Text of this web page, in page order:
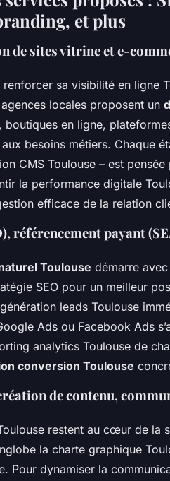
et plus
de sites vitrine et e-
sa visibilité en ligne
locales proposent un
boutiques en ligne,
besoins métiers. Chaque
CMS Toulouse – est
la performance digitale
efficace de la relation
référencement payant
Toulouse démarre
SEO pour un meilleur
leads Toulouse
Ads ou Facebook Ads
analytics Toulouse de
conversion Toulouse
de contenu,
restent au cœur de la
la charte graphique
Pour dynamiser la